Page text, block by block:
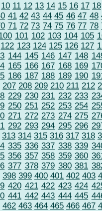
10 11 12 13 14 15 16 17 18
41 42 43 44 45 46 47 48
71 72 73 74 75 76 77 78
101 102 103 104 105
122 123 124 125 126 127
144 145 146 147 148
165 166 167 168 169
186 187 188 189 190
207 208 209 210 211 212
229 230 231 232 233
250 251 252 253 254
271 272 273 274 275
292 293 294 295 296
313 314 315 316 317 318
335 336 337 338 339
356 357 358 359 360
377 378 379 380 381
398 399 400 401 402 403
420 421 422 423 424
441 442 443 444 445
462 463 464 465 466 467